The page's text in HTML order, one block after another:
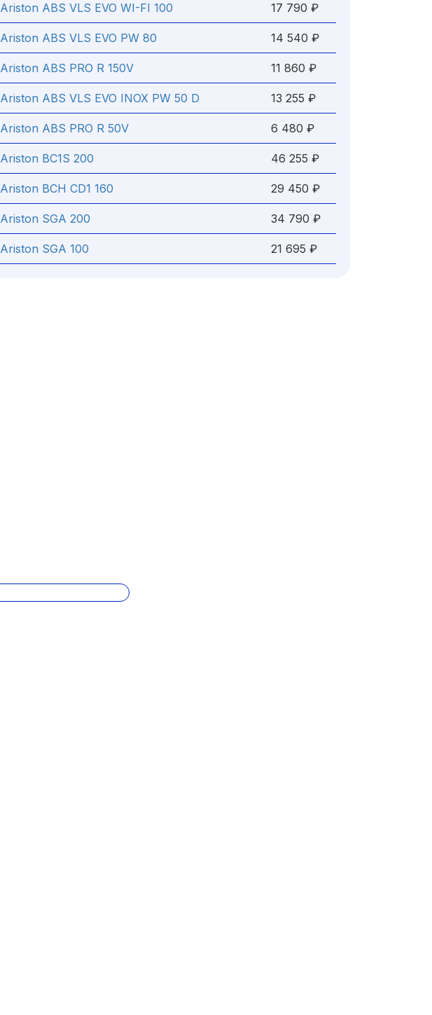
Ariston ABS VLS EVO WI-FI 100 17 790 ₽
Ariston ABS VLS EVO PW 80 14 540 ₽
Ariston ABS PRO R 150V 11 860 ₽
Ariston ABS VLS EVO INOX PW 50 D 13 255 ₽
Ariston ABS PRO R 50V 6 480 ₽
Ariston BC1S 200 46 255 ₽
Ariston BCH CD1 160 29 450 ₽
Ariston SGA 200 34 790 ₽
Ariston SGA 100 21 695 ₽